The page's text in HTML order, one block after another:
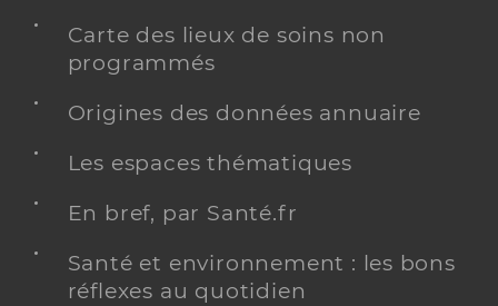
Carte des lieux de soins non
programmés
Origines des données annuaire
Les espaces thématiques
En bref, par Santé.fr
Santé et environnement : les bons
réflexes au quotidien